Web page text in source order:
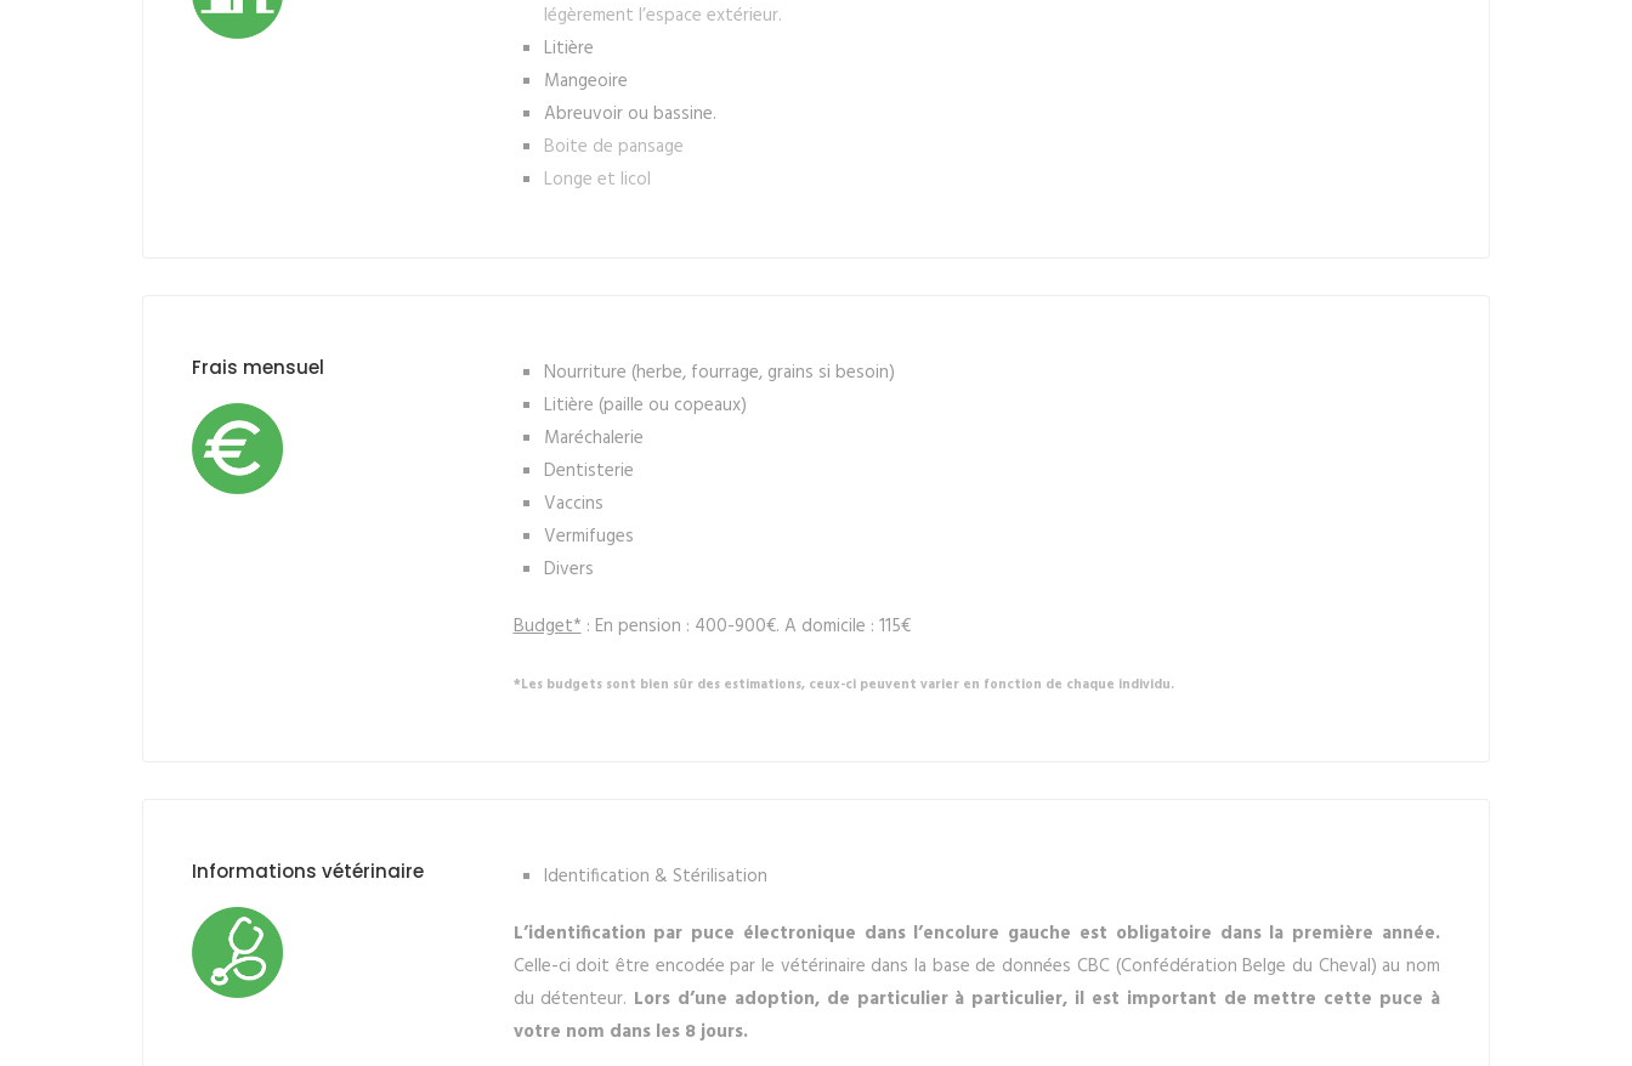
légèrement l’espace extérieur.
Litière
Mangeoire
Abreuvoir ou bassine.
Boite de pansage
Longe et licol
Frais mensuel
Nourriture (herbe, fourrage, grains si besoin)
Litière (paille ou copeaux)
Maréchalerie
Dentisterie
Vaccins
Vermifuges
Divers
Budget*: En pension : 400-900€. A domicile : 115€
*Les budgets sont bien sûr des estimations, ceux-ci peuvent varier en fonction de chaque individu.
Informations vétérinaire
Identification & Stérilisation
L’identification par puce électronique dans l’encolure gauche est obligatoire dans la première année.
Celle-ci doit être encodée par le vétérinaire dans la base de données CBC (Confédération Belge du Cheval) au nom
du détenteur. Lors d’une adoption, de particulier à particulier, il est important de mettre cette puce à
votre nom dans les 8 jours.